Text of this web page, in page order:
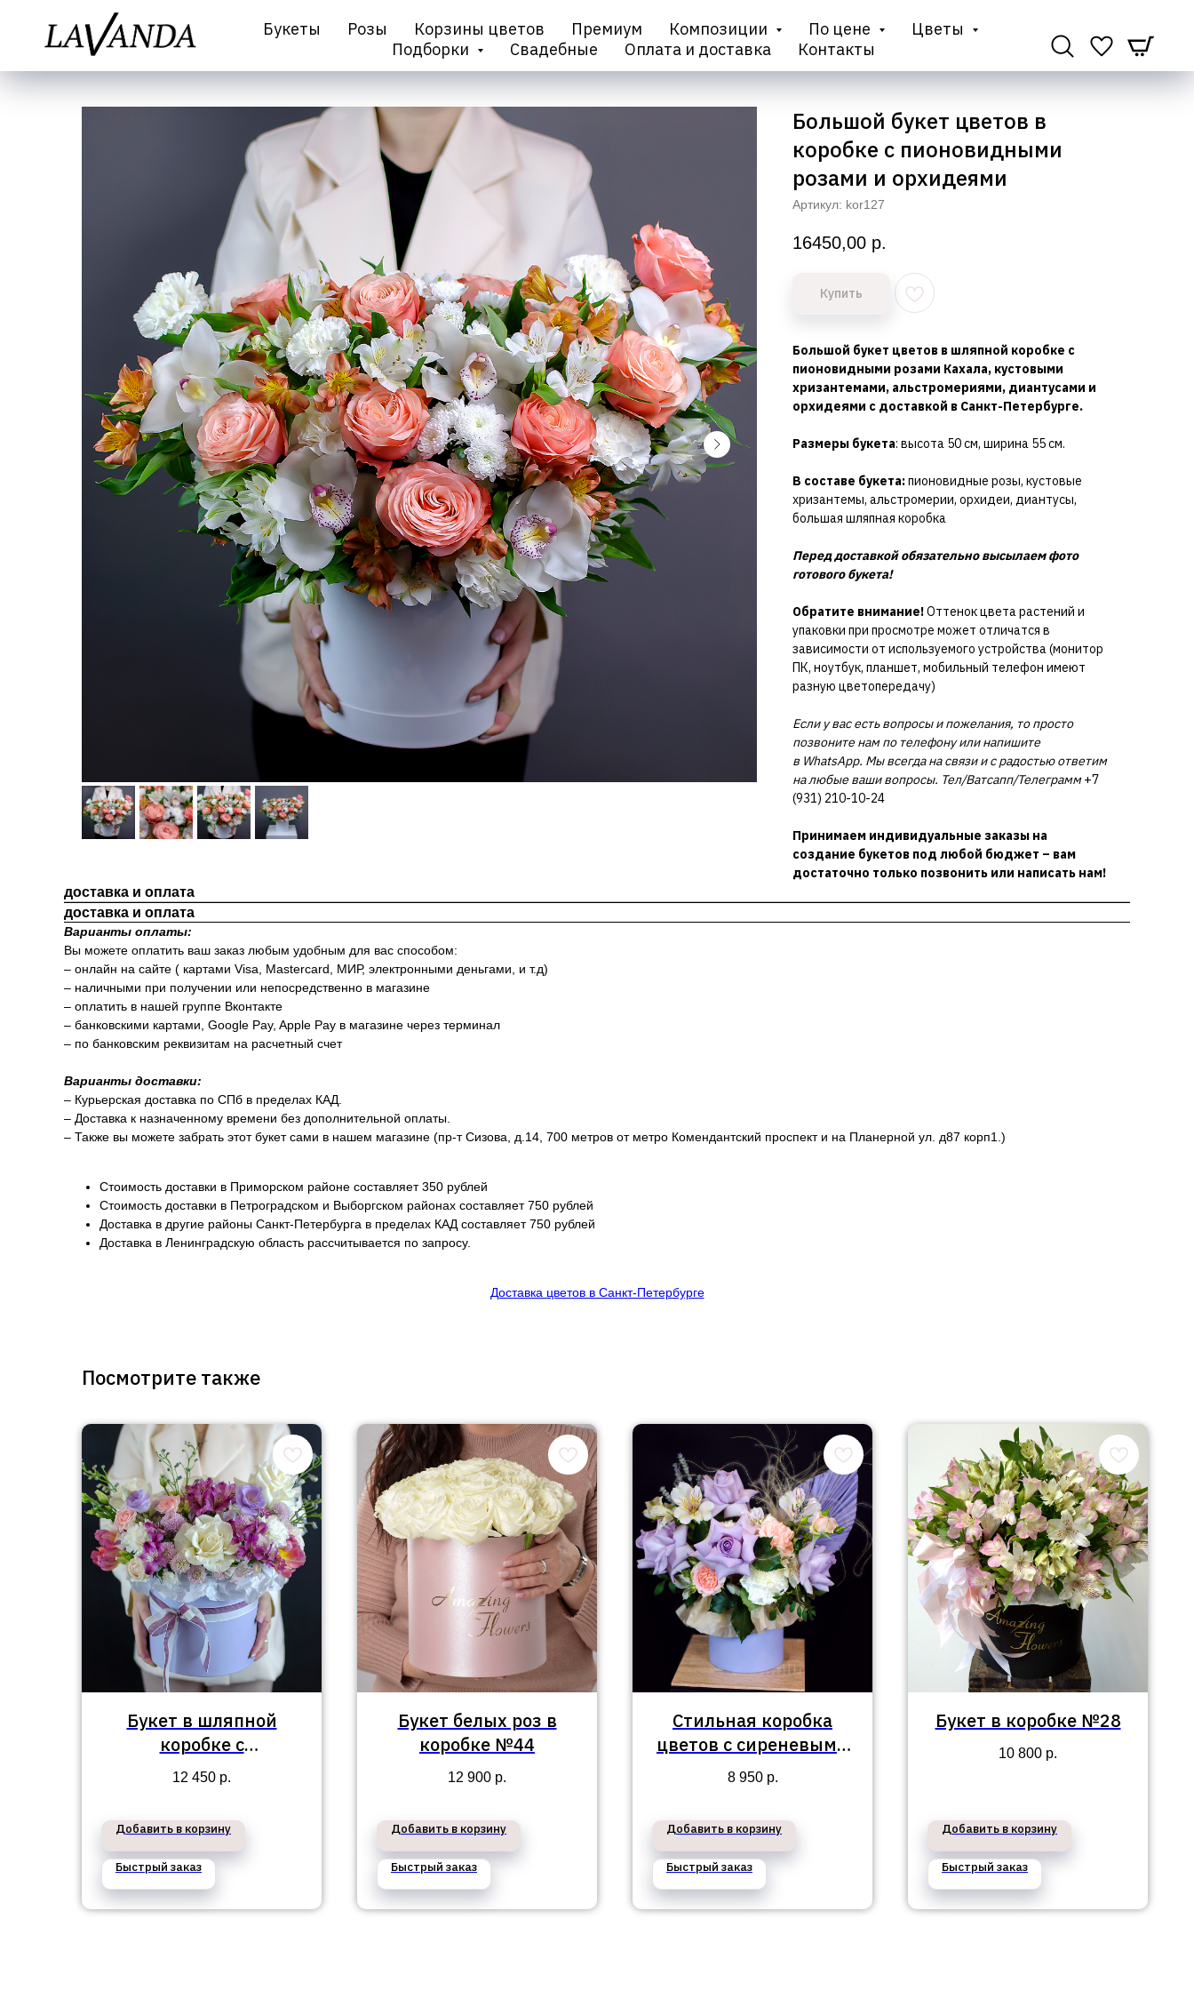
Букеты Розы Корзины цветов Премиум Композиции По цене
Цветы
Подборки
Свадебные Оплата и доставка Контакты
Большой букет цветов в
коробке с пионовидными
розами и орхидеями
Артикул: kor127
16450,00 р.
Купить
Большой букет цветов в шляпной коробке с
пионовидными розами Кахала, кустовыми
хризантемами, альстромериями, диантусами и
орхидеями с доставкой в Санкт-Петербурге.
Размеры букета: высота 50 см, ширина 55 см.
В составе букета:пионовидные розы, кустовые
хризантемы, альстромерии, орхидеи, диантусы,
большая шляпная коробка
Перед доставкой обязательно высылаем фото
готового букета!
Обратите внимание!Оттенок цвета растений и
упаковки при просмотре может отличатся в
зависимости от используемого устройства (монитор
ПК, ноутбук, планшет, мобильный телефон имеют
разную цветопередачу)
Если у вас есть вопросы и пожелания, то просто
позвоните нам по телефону или напишите
в WhatsApp. Мы всегда на связи и с радостью ответим
на любые ваши вопросы. Тел/Ватсапп/Телеграмм+7
(931) 210-10-24
Принимаем индивидуальные заказы на
создание букетов под любой бюджет – вам
достаточно только позвонить или написать нам!
доставка и оплата
доставка и оплата
Варианты оплаты:
Вы можете оплатить ваш заказ любым удобным для вас способом:
– онлайн на сайте ( картами Visa, Mastercard, МИР, электронными деньгами, и т.д)
– наличными при получении или непосредственно в магазине
– оплатить в нашей группе Вконтакте
– банковскими картами, Google Pay, Apple Pay в магазине через терминал
– по банковским реквизитам на расчетный счет
Варианты доставки:
– Курьерская доставка по СПб в пределах КАД.
– Доставка к назначенному времени без дополнительной оплаты.
– Также вы можете забрать этот букет сами в нашем магазине (пр-т Сизова, д.14, 700 метров от метро Комендантский проспект и на Планерной ул. д87 корп1.)
Стоимость доставки в Приморском районе составляет 350 рублей
Стоимость доставки в Петроградском и Выборгском районах составляет 750 рублей
Доставка в другие районы Санкт-Петербурга в пределах КАД составляет 750 рублей
Доставка в Ленинградскую область рассчитывается по запросу.
Доставка цветов в Санкт-Петербурге
Посмотрите также
Букет в шляпной
коробке с
амариллисом,
альстромерией и
розами №120
12 450 р.
Добавить в корзину
Быстрый заказ
Букет белых роз в
коробке №44
12 900 р.
Добавить в корзину
Быстрый заказ
Стильная коробка
цветов с сиреневыми
эквадорскими розами
№90
8 950 р.
Добавить в корзину
Быстрый заказ
Букет в коробке №28
10 800 р.
Добавить в корзину
Быстрый заказ